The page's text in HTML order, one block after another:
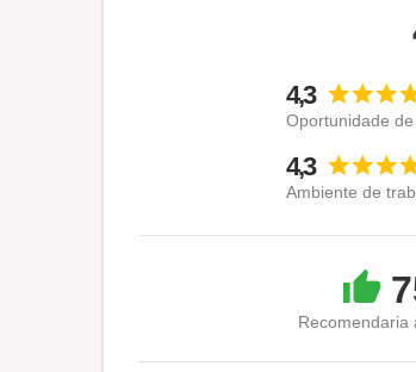
4,3
Oportunidade
4,3
Ambiente de
Recomendaria